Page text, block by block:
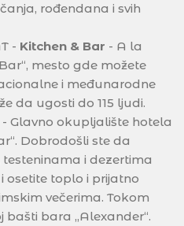
rođendana i svih
- Kitchen & Bar - A la
mesto gde možete
i međunarodne
da ugosti do 115 ljudi.
- Glavno okupljalište hotela
Dobrodošli ste da
i dezertima
osetite toplo i prijatno
večerima. Tokom
bara „Alexander“.